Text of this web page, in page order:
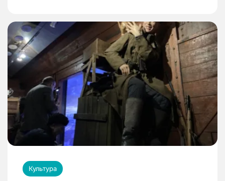
Культура